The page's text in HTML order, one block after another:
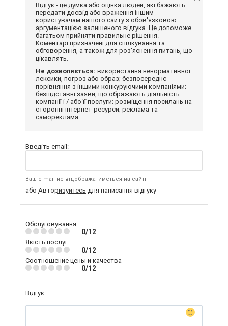
Відгук - це думка або оцінка людей, які бажають
передати досвід або враження іншим
користувачам нашого сайту з обов'язковою
аргументацією залишеного відгука. Це допоможе
багатьом прийняти правильне рішення.
Коментарі призначені для спілкування та
обговорення, а також для роз'яснення питань, що
цікавлять.
Не дозволяється: використання ненормативної
лексики, погроз або образ; безпосереднє
порівняння з іншими конкуруючими компаніями;
безпідставні заяви, що ображають діяльність
компанії і / або її послуги; розміщення посилань на
сторонні інтернет-ресурси; реклама та
самореклама.
Введіть email:
Ваш e-mail не відображатиметься на сайті
або Авторизуйтесь для написання відгуку
Обслуговування
0/12
Якість послуг
0/12
Соотношение цены и качества
0/12
Відгук: